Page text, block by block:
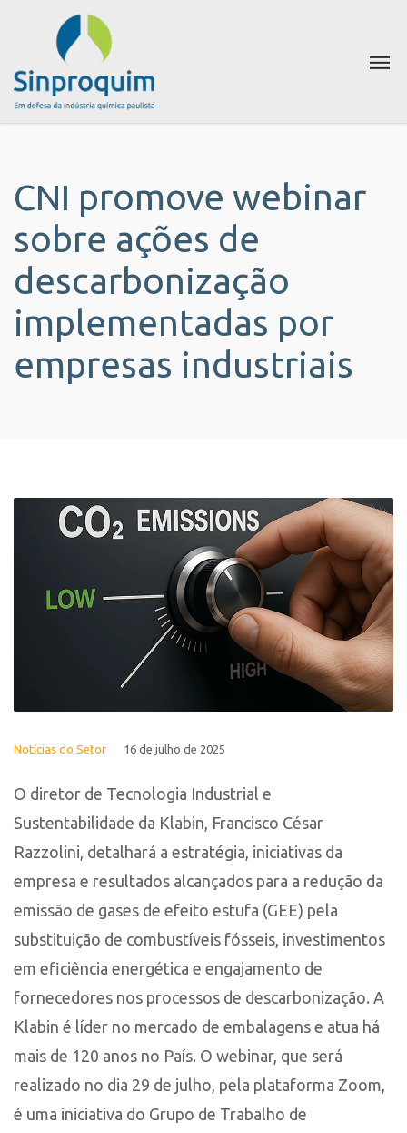
CNI promove webinar
sobre ações de
descarbonização
implementadas por
empresas industriais
Notícias do Setor 16 de julho de 2025
O diretor de Tecnologia Industrial e
Sustentabilidade da Klabin, Francisco César
Razzolini, detalhará a estratégia, iniciativas da
empresa e resultados alcançados para a redução da
emissão de gases de efeito estufa (GEE) pela
substituição de combustíveis fósseis, investimentos
em eficiência energética e engajamento de
fornecedores nos processos de descarbonização. A
Klabin é líder no mercado de embalagens e atua há
mais de 120 anos no País. O webinar, que será
realizado no dia 29 de julho, pela plataforma Zoom,
é uma iniciativa do Grupo de Trabalho de